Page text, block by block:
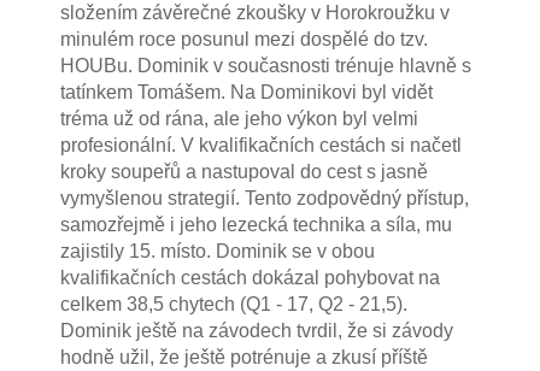
složením závěrečné zkoušky v Horokroužku v
minulém roce posunul mezi dospělé do tzv.
HOUBu. Dominik v současnosti trénuje hlavně s
tatínkem Tomášem. Na Dominikovi byl vidět
tréma už od rána, ale jeho výkon byl velmi
profesionální. V kvalifikačních cestách si načetl
kroky soupeřů a nastupoval do cest s jasně
vymyšlenou strategií. Tento zodpovědný přístup,
samozřejmě i jeho lezecká technika a síla, mu
zajistily 15. místo. Dominik se v obou
kvalifikačních cestách dokázal pohybovat na
celkem 38,5 chytech (Q1 - 17, Q2 - 21,5).
Dominik ještě na závodech tvrdil, že si závody
hodně užil, že ještě potrénuje a zkusí příště